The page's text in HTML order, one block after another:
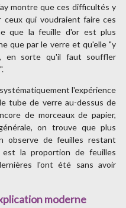
montre que ces difficultés y
qui voudraient faire ces
que la feuille d'or est plus
que par le verre et qu'elle "y
en sorte qu'il faut souffler
l'expérience
tube de verre au-dessus de
de morceaux de papier,
on trouve que plus
observe de feuilles restant
la proportion de feuilles
l'ont été sans avoir
moderne